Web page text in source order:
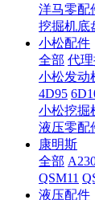
洋马零配
挖掘机底
小松配件
全部 代
小松发动
4D95
小松挖掘
液压零配
康明斯
全部
QSM11
液压配件